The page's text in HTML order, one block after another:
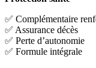
✅ Complémentaire
✅ Assurance décès
✅ Perte d’autonomie
✅ Formule intégrale